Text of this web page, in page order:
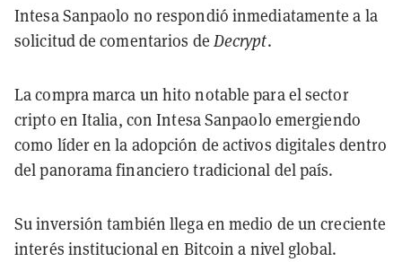
Intesa Sanpaolo no respondió inmediatamente a la
solicitud de comentarios de Decrypt.
La compra marca un hito notable para el sector
cripto en Italia, con Intesa Sanpaolo emergiendo
como líder en la adopción de activos digitales dentro
del panorama financiero tradicional del país.
Su inversión también llega en medio de un creciente
interés institucional en Bitcoin a nivel global.